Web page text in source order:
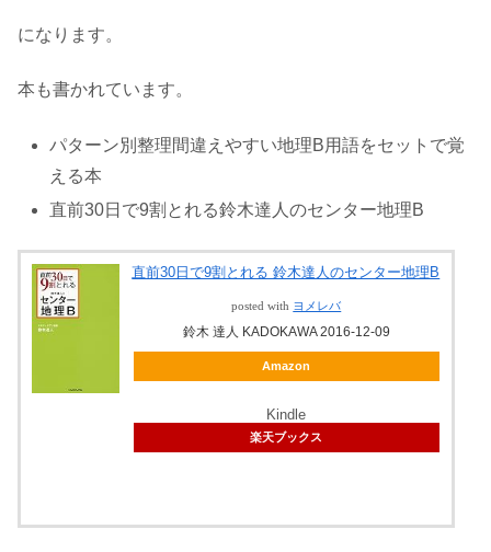
になります。
本も書かれています。
パターン別整理間違えやすい地理B用語をセットで覚
える本
直前30日で9割とれる鈴木達人のセンター地理B
直前30日で9割とれる 鈴木達人のセンター地理B
posted with ヨメレバ
鈴木 達人 KADOKAWA 2016-12-09
Amazon
Kindle
楽天ブックス